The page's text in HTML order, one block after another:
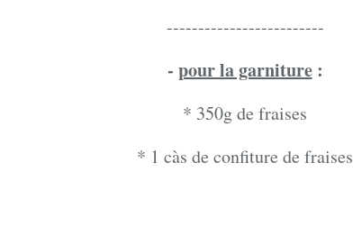
-------------------------
- pour la garniture:
* 350g de fraises
* 1 càs de confiture de fraises